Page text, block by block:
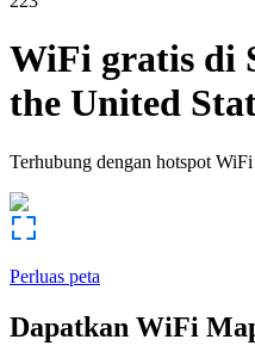
WiFi gratis di
the United
Terhubung dengan hotspot
Perluas peta
Dapatkan WiFi